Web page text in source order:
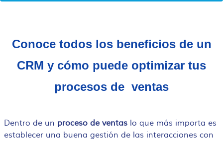
Conoce todos los beneficios de un
CRM y cómo puede optimizar tus
procesos de ventas
Dentro de un proceso de ventas lo que más importa es
establecer una buena gestión de las interacciones con